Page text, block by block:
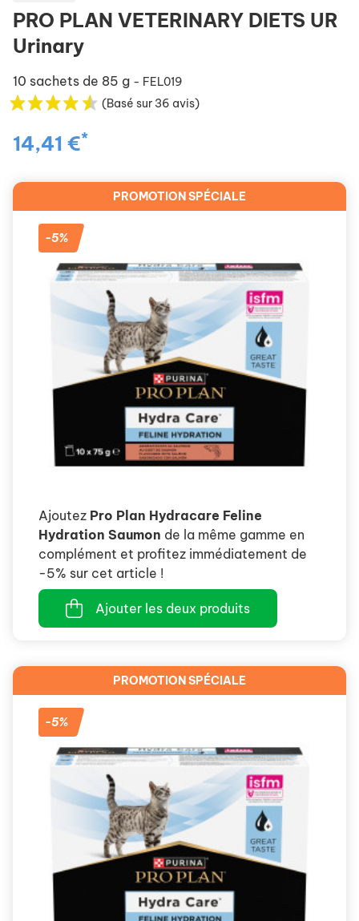
PRO PLAN VETERINARY DIETS UR
Urinary
10 sachets de 85 g - FEL019
(Basé sur 36 avis)
14,41 €*
PROMOTION SPÉCIALE
-5%
Ajoutez Pro Plan Hydracare Feline
Hydration Saumon de la même gamme en
complément et profitez immédiatement de
-5% sur cet article !
Ajouter les deux produits
PROMOTION SPÉCIALE
-5%